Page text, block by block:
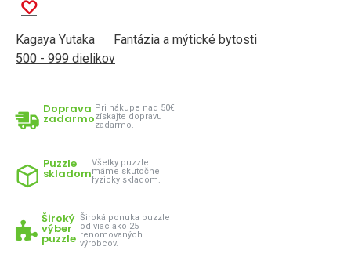
Kagaya Yutaka
Fantázia a mýtické bytosti
500 - 999 dielikov
Doprava
zadarmo
Pri nákupe nad 50€
získajte dopravu
zadarmo.
Puzzle
skladom
Všetky puzzle
máme skutočne
fyzicky skladom.
Široký
výber
puzzle
Široká ponuka puzzle
od viac ako 25
renomovaných
výrobcov.